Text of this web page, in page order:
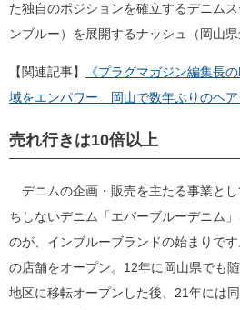
た独自のポジションを確立するデニム
ンブルー）を展開するナッシュ（岡山県
【関連記事】
《プラグマガジン編集長
域をエンパワー 岡山で数年ぶりのヘア
売れ行きは10倍以上
デニムの企画・販売を主たる事業と
ちしないデニム「エバーブルーデニム
のが、インブルーブランドの始まりで
の店舗をオープン。12年に岡山県でも
地区に移転オープンした後、21年には